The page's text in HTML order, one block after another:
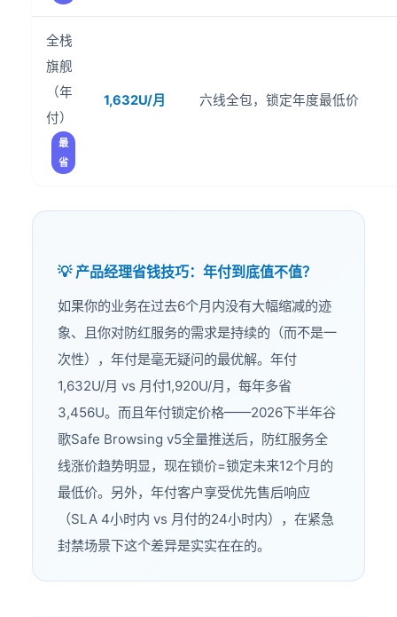
全栈
旗舰
（年
付）
最
省
1,632U/月 六线全包，锁定年度最低价
💡 产品经理省钱技巧：年付到底值不值？
如果你的业务在过去6个月内没有大幅缩减的迹
象、且你对防红服务的需求是持续的（而不是一
次性），年付是毫无疑问的最优解。年付
1,632U/月 vs 月付1,920U/月，每年多省
3,456U。而且年付锁定价格——2026下半年谷
歌Safe Browsing v5全量推送后，防红服务全
线涨价趋势明显，现在锁价=锁定未来12个月的
最低价。另外，年付客户享受优先售后响应
（SLA 4小时内 vs 月付的24小时内），在紧急
封禁场景下这个差异是实实在在的。